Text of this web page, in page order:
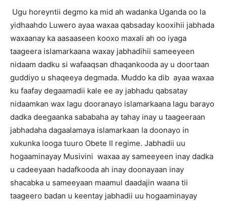
Ugu horeyntii degmo ka mid ah wadanka Uganda oo la
yidhaahdo Luwero ayaa waxaa qabsaday kooxihii jabhada
waxaanay ka aasaaseen kooxo maxali ah oo iyaga
taageera islamarkaana waxay jabhadihii sameeyeen
nidaam dadku si wafaaqsan dhaqankooda ay u doortaan
guddiyo u shaqeeya degmada. Muddo ka dib ayaa waxaa
ku faafay degaamadii kale ee ay jabhadu qabsatay
nidaamkan wax lagu dooranayo islamarkaana lagu barayo
dadka deegaanka sababaha ay tahay inay u taageeraan
jabhadaha dagaalamaya islamarkaan la doonayo in
xukunka looga tuuro Obete II regime. Jabhadii uu
hogaaminayay Musivini waxaa ay sameeyeen inay dadka
u cadeeyaan hadafkooda ah inay doonayaan inay
shacabka u sameeyaan maamul daadajin waana tii
taageero badan u keentay jabhadii uu hogaaminayay